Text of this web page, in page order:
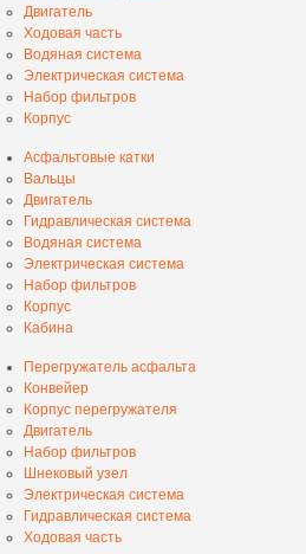
Двигатель
Ходовая часть
Водяная система
Электрическая система
Набор фильтров
Корпус
Асфальтовые катки
Вальцы
Двигатель
Гидравлическая система
Водяная система
Электрическая система
Набор фильтров
Корпус
Кабина
Перегружатель асфальта
Конвейер
Корпус перегружателя
Двигатель
Набор фильтров
Шнековый узел
Электрическая система
Гидравлическая система
Ходовая часть